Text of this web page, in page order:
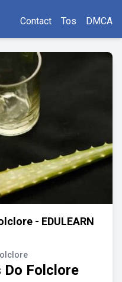
Contact Tos DMCA
- EDULEARN
Do Folclore